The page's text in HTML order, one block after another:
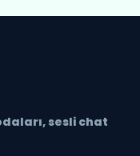
sesli chat